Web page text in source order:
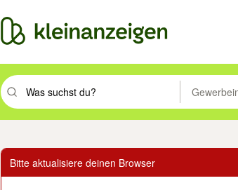
Suchbegriff eingeben. Eingabetaste drücken um zu
Bitte aktualisiere deinen Browser